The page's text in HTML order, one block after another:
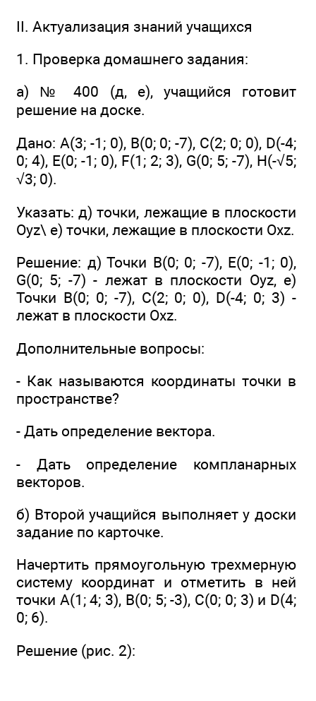
II. Актуализация знаний учащихся
1. Проверка домашнего задания:
а) № 400 (д, е), учащийся готовит
решение на доске.
Дано: А(3; -1; 0), В(0; 0; -7), С(2; 0; 0), D(-4;
0; 4), E(0; -1; 0), F(1; 2; 3), G(0; 5; -7), H(-√5;
√3; 0).
Указать: д) точки, лежащие в плоскости
Oyz\ е) точки, лежащие в плоскости Oxz.
Решение: д) Точки В(0; 0; -7), Е(0; -1; 0),
G(0; 5; -7) - лежат в плоскости Oyz, е)
Точки В(0; 0; -7), С(2; 0; 0), D(-4; 0; 3) -
лежат в плоскости Oxz.
Дополнительные вопросы:
- Как называются координаты точки в
пространстве?
- Дать определение вектора.
- Дать определение компланарных
векторов.
б) Второй учащийся выполняет у доски
задание по карточке.
Начертить прямоугольную трехмерную
систему координат и отметить в ней
точки А(1; 4; 3), В(0; 5; -3), С(0; 0; 3) и D(4;
0; 6).
Решение (рис. 2):